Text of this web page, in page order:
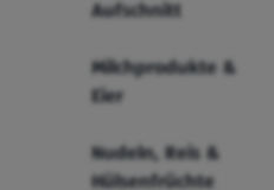
Aufschnitt
Milchprodukte &
Eier
Nudeln, Reis &
Hülsenfrüchte